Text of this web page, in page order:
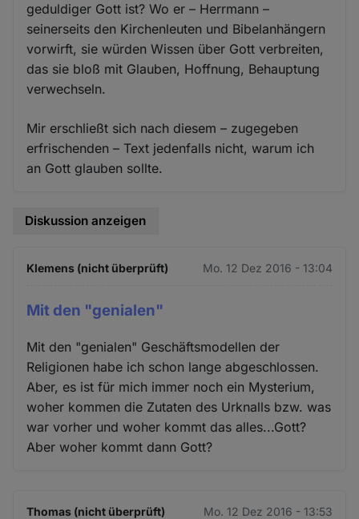
geduldiger Gott ist? Wo er – Herrmann –
seinerseits den Kirchenleuten und Bibelanhängern
vorwirft, sie würden Wissen über Gott verbreiten,
das sie bloß mit Glauben, Hoffnung, Behauptung
verwechseln.
Mir erschließt sich nach diesem – zugegeben
erfrischenden – Text jedenfalls nicht, warum ich
an Gott glauben sollte.
Diskussion anzeigen
Klemens (nicht überprüft) Mo. 12 Dez 2016 - 13:04
Mit den "genialen"
Mit den "genialen" Geschäftsmodellen der
Religionen habe ich schon lange abgeschlossen.
Aber, es ist für mich immer noch ein Mysterium,
woher kommen die Zutaten des Urknalls bzw. was
war vorher und woher kommt das alles...Gott?
Aber woher kommt dann Gott?
Thomas (nicht überprüft) Mo. 12 Dez 2016 - 13:53